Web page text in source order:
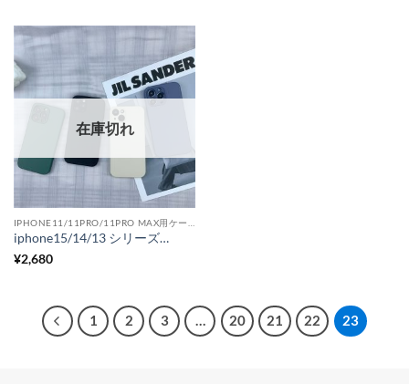
は
た。
格
¥1,980
で
す。
在庫切れ
iphone15/14/13 シリーズ対応ケース マット ガラス iphone12/13/14用ケース くすみカラー シンプル
¥2,680
1 2 3 … 20 21 22 23